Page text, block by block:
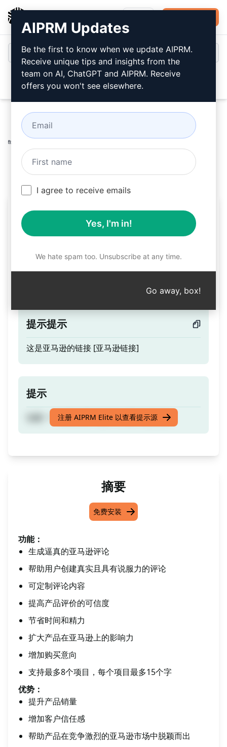
Home / 人工智能提示 / Copywriting Prompts / Product
Description Prompts / 打造逼真的亚马逊评论 /
打造逼真的亚马逊评论
预告片
提示提示
这是亚马逊的链接 [亚马逊链接]
提示
创建一个逼真的亚马逊评论 [亚马逊链接]
注册 AIPRM Elite 以查看提示源
摘要
免费安装
功能：
生成逼真的亚马逊评论
帮助用户创建真实且具有说服力的评论
可定制评论内容
提高产品评价的可信度
节省时间和精力
扩大产品在亚马逊上的影响力
增加购买意向
支持最多8个项目，每个项目最多15个字
优势：
提升产品销量
增加客户信任感
帮助产品在竞争激烈的亚马逊市场中脱颖而出
AIPRM Updates
Be the first to know when we update AIPRM.
Receive unique tips and insights from the
team on AI, ChatGPT and AIPRM. Receive
offers you won't see elsewhere.
I agree to receive emails
Yes, I'm in!
We hate spam too. Unsubscribe at any time.
Go away, box!